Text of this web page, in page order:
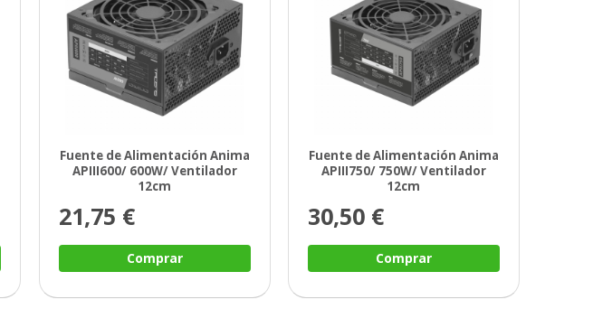
Fuente de Alimentación Anima
APIII600/ 600W/ Ventilador
12cm
21,75 €
Comprar
Fuente de Alimentación Anima
APIII750/ 750W/ Ventilador
12cm
30,50 €
Comprar